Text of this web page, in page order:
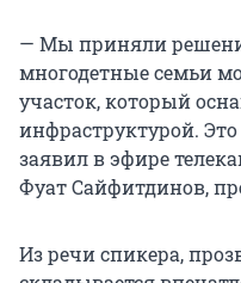
— Мы приняли
многодетные семьи
участок, который
инфраструктурой.
заявил в эфире
Фуат Сайфитдинов,
Из речи спикера,